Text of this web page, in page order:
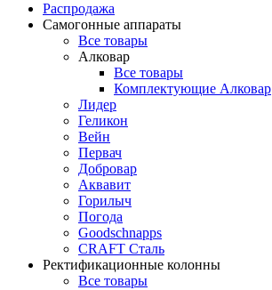
Распродажа
Самогонные аппараты
Все товары
Алковар
Все товары
Комплектующие Алковар
Лидер
Геликон
Вейн
Первач
Добровар
Аквавит
Горилыч
Погода
Goodschnapps
CRAFT Сталь
Ректификационные колонны
Все товары